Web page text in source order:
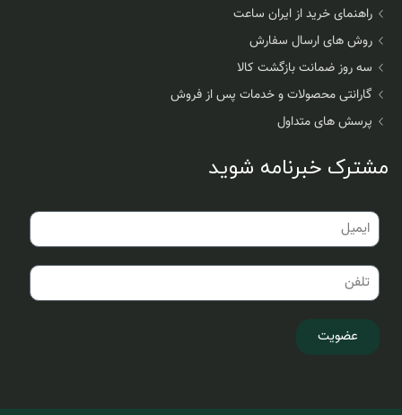
راهنمای خرید از ایران ساعت
روش های ارسال سفارش
سه روز ضمانت بازگشت کالا
گارانتی محصولات و خدمات پس از فروش
پرسش های متداول
مشترک خبرنامه شوید
عضویت